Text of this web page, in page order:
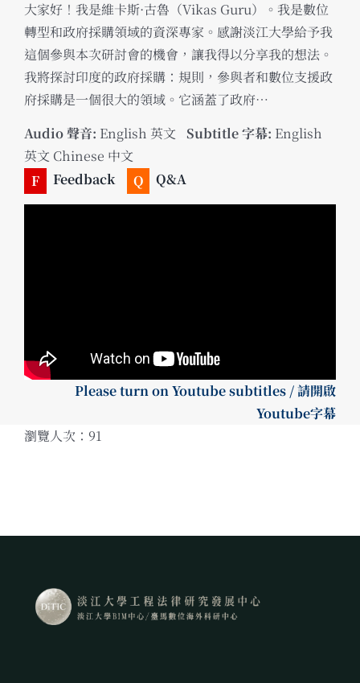
大家好！我是維卡斯·古魯（Vikas Guru）。我是數位
轉型和政府採購領域的資深專家。感謝淡江大學給予我
這個參與本次研討會的機會，讓我得以分享我的想法。
我將探討印度的政府採購：規則，參與者和數位支援政
府採購是一個很大的領域。它涵蓋了政府…
Audio 聲音: English 英文 Subtitle 字幕: English
英文 Chinese 中文
F
Feedback Q Q&A
Please turn on Youtube subtitles / 請開啟
Youtube字幕
瀏覽人次：91